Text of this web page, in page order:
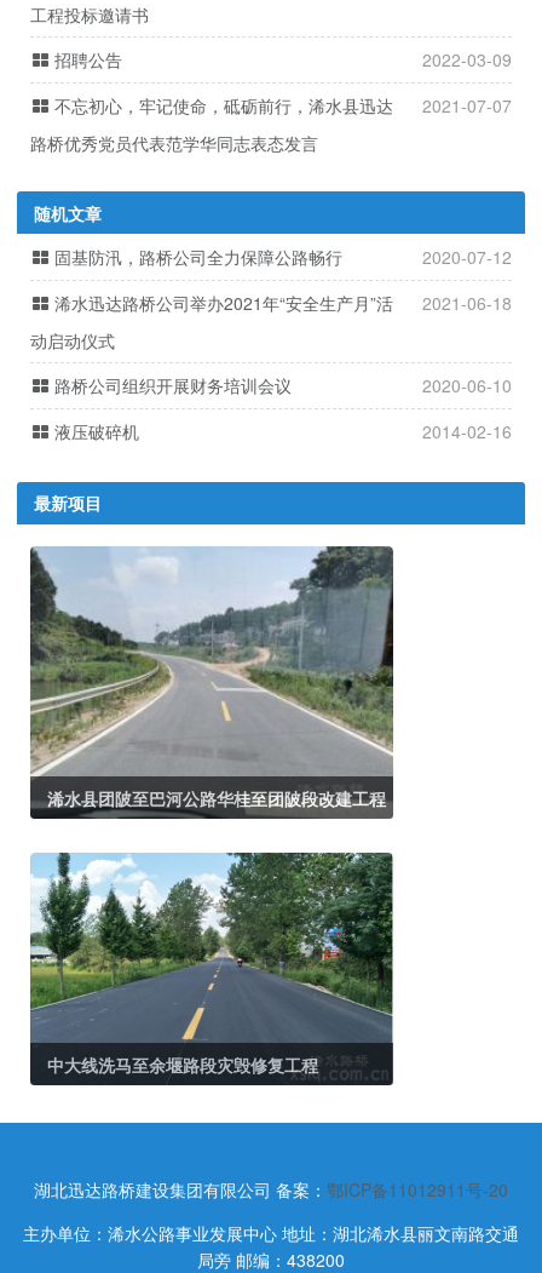
工程投标邀请书
2022-03-09
招聘公告
2021-07-07
不忘初心，牢记使命，砥砺前行，浠水县迅达
路桥优秀党员代表范学华同志表态发言
随机文章
2020-07-12
固基防汛，路桥公司全力保障公路畅行
2021-06-18
浠水迅达路桥公司举办2021年“安全生产月”活
动启动仪式
2020-06-10
路桥公司组织开展财务培训会议
2014-02-16
液压破碎机
最新项目
浠水县团陂至巴河公路华桂至团陂段改建工程
中大线洗马至余堰路段灾毁修复工程
湖北迅达路桥建设集团有限公司 备案： 鄂ICP备11012911号-20
主办单位：浠水公路事业发展中心 地址：湖北浠水县丽文南路交通
局旁 邮编：438200